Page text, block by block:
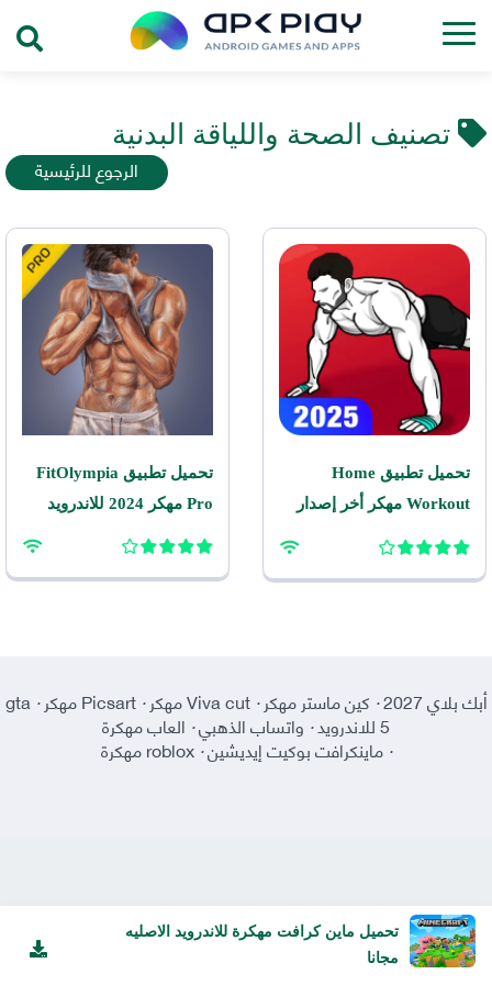
تصنيف الصحة واللياقة البدنية
الرجوع للرئيسية
تحميل تطبيق Home
Workout مهكر أخر إصدار
تحميل تطبيق FitOlympia
Pro مهكر 2024 للاندرويد
تحميل ماين كرافت مهكرة للاندرويد الاصليه
مجانا
أبك بلاي 2027 · كين ماستر مهكر·Viva cut مهكر ·Picsart مهكر ·
gta
5 للاندرويد ·واتساب الذهبي· العاب مهكرة
·ماينكرافت بوكيت إيديشين·roblox مهكرة